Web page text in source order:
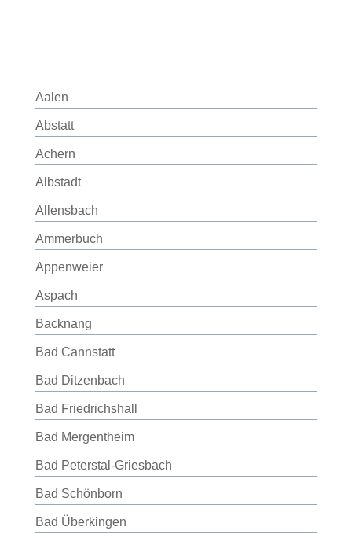
Aalen
Abstatt
Achern
Albstadt
Allensbach
Ammerbuch
Appenweier
Aspach
Backnang
Bad Cannstatt
Bad Ditzenbach
Bad Friedrichshall
Bad Mergentheim
Bad Peterstal-Griesbach
Bad Schönborn
Bad Überkingen